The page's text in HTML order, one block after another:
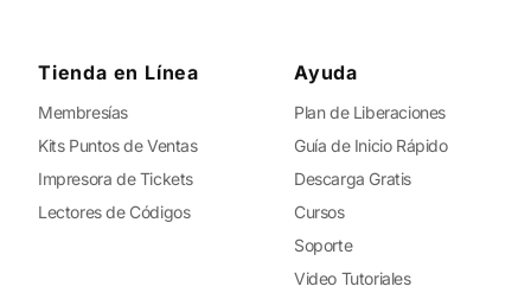
Tienda en Línea
Membresías
Kits Puntos de Ventas
Impresora de Tickets
Lectores de Códigos
Ayuda
Plan de Liberaciones
Guía de Inicio Rápido
Descarga Gratis
Cursos
Soporte
Video Tutoriales